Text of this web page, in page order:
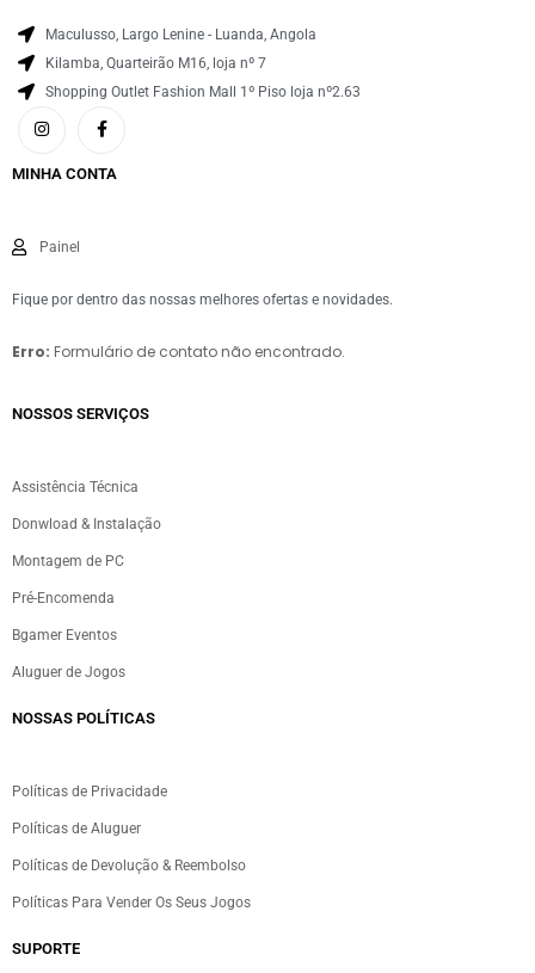
Maculusso, Largo Lenine - Luanda, Angola
Kilamba, Quarteirão M16, loja nº 7
Shopping Outlet Fashion Mall 1º Piso loja nº2.63
MINHA CONTA
Painel
Fique por dentro das nossas melhores ofertas e novidades.
Erro: Formulário de contato não encontrado.
NOSSOS SERVIÇOS​
Assistência Técnica
Donwload & Instalação
Montagem de PC
Pré-Encomenda
Bgamer Eventos
Aluguer de Jogos
NOSSAS POLÍTICAS
Políticas de Privacidade
Políticas de Aluguer
Políticas de Devolução & Reembolso
Políticas Para Vender Os Seus Jogos
SUPORTE